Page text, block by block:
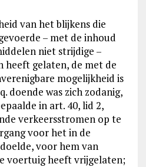
van het blijkens die
– met de inhoud
niet strijdige –
heeft gelaten, de met de
mogelijkheid is
doende was zich zodanig,
in art. 40, lid 2,
verkeersstromen op te
voor het in de
voor hem van
voertuig heeft vrijgelaten;